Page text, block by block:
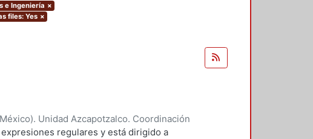
e Ingeniería ×
files: Yes ×
Unidad Azcapotzalco. Coordinación
GONZALEZ BRAMBILA, SILVIA BEATRIZ
regulares y está dirigido a